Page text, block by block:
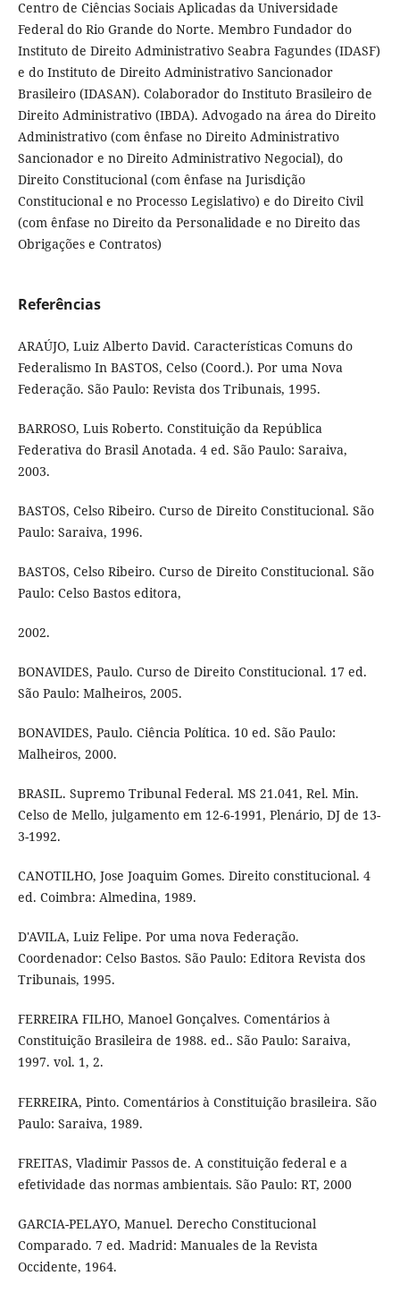
Centro de Ciências Sociais Aplicadas da Universidade
Federal do Rio Grande do Norte. Membro Fundador do
Instituto de Direito Administrativo Seabra Fagundes (IDASF)
e do Instituto de Direito Administrativo Sancionador
Brasileiro (IDASAN). Colaborador do Instituto Brasileiro de
Direito Administrativo (IBDA). Advogado na área do Direito
Administrativo (com ênfase no Direito Administrativo
Sancionador e no Direito Administrativo Negocial), do
Direito Constitucional (com ênfase na Jurisdição
Constitucional e no Processo Legislativo) e do Direito Civil
(com ênfase no Direito da Personalidade e no Direito das
Obrigações e Contratos)
Referências
ARAÚJO, Luiz Alberto David. Características Comuns do
Federalismo In BASTOS, Celso (Coord.). Por uma Nova
Federação. São Paulo: Revista dos Tribunais, 1995.
BARROSO, Luis Roberto. Constituição da República
Federativa do Brasil Anotada. 4 ed. São Paulo: Saraiva,
2003.
BASTOS, Celso Ribeiro. Curso de Direito Constitucional. São
Paulo: Saraiva, 1996.
BASTOS, Celso Ribeiro. Curso de Direito Constitucional. São
Paulo: Celso Bastos editora,
2002.
BONAVIDES, Paulo. Curso de Direito Constitucional. 17 ed.
São Paulo: Malheiros, 2005.
BONAVIDES, Paulo. Ciência Política. 10 ed. São Paulo:
Malheiros, 2000.
BRASIL. Supremo Tribunal Federal. MS 21.041, Rel. Min.
Celso de Mello, julgamento em 12-6-1991, Plenário, DJ de 13-
3-1992.
CANOTILHO, Jose Joaquim Gomes. Direito constitucional. 4
ed. Coimbra: Almedina, 1989.
D'AVILA, Luiz Felipe. Por uma nova Federação.
Coordenador: Celso Bastos. São Paulo: Editora Revista dos
Tribunais, 1995.
FERREIRA FILHO, Manoel Gonçalves. Comentários à
Constituição Brasileira de 1988. ed.. São Paulo: Saraiva,
1997. vol. 1, 2.
FERREIRA, Pinto. Comentários à Constituição brasileira. São
Paulo: Saraiva, 1989.
FREITAS, Vladimir Passos de. A constituição federal e a
efetividade das normas ambientais. São Paulo: RT, 2000
GARCIA-PELAYO, Manuel. Derecho Constitucional
Comparado. 7 ed. Madrid: Manuales de la Revista
Occidente, 1964.